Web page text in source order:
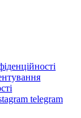
telegram